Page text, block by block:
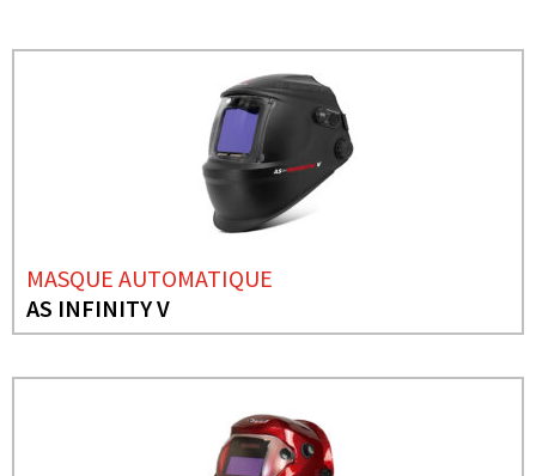
MASQUE AUTOMATIQUE
AS INFINITY V